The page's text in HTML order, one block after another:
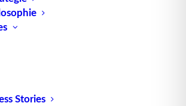
Stories
für die Software-